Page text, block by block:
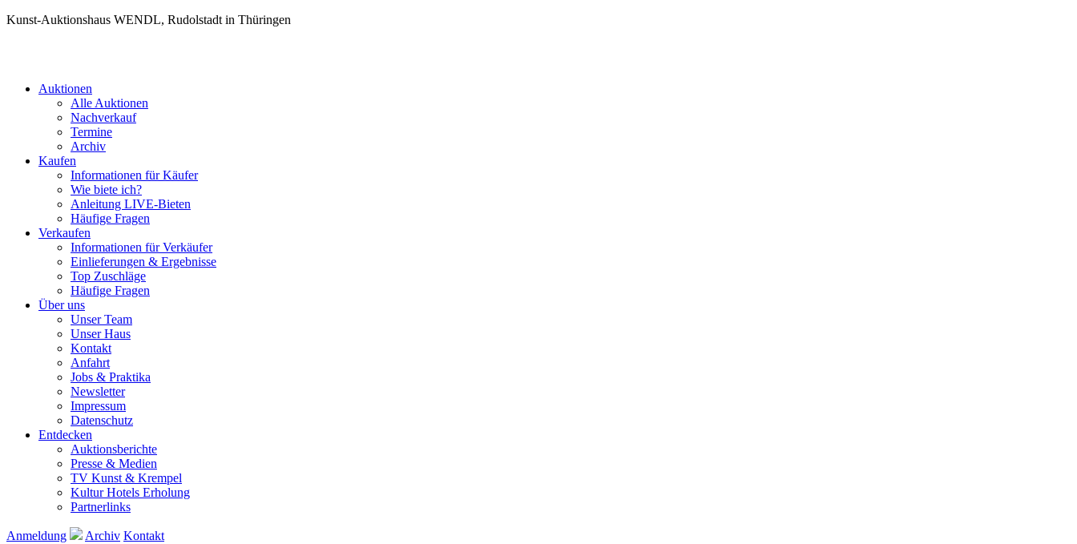
Kunst-Auktionshaus WENDL, Rudolstadt in Thüringen
Auktionen
Alle Auktionen
Nachverkauf
Termine
Archiv
Kaufen
Informationen für Käufer
Wie biete ich?
Anleitung LIVE-Bieten
Häufige Fragen
Verkaufen
Informationen für Verkäufer
Einlieferungen & Ergebnisse
Top Zuschläge
Häufige Fragen
Über uns
Unser Team
Unser Haus
Kontakt
Anfahrt
Jobs & Praktika
Newsletter
Impressum
Datenschutz
Entdecken
Auktionsberichte
Presse & Medien
TV Kunst & Krempel
Kultur Hotels Erholung
Partnerlinks
Anmeldung Archiv Kontakt